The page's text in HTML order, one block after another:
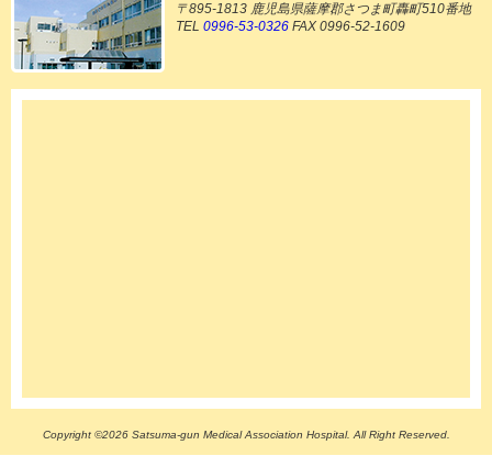
〒895-1813 鹿児島県薩摩郡さつま町轟町510番地
TEL 0996-53-0326 FAX 0996-52-1609
Copyright ©2026 Satsuma-gun Medical Association Hospital. All Right Reserved.